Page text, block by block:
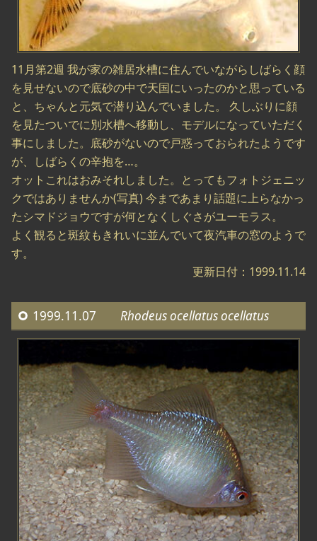
11月第2週 我が家の雑居水槽に住んでいながらしばらく顔
を見せないので底砂の中で天国にいったのかと思っている
と、ちゃんと元気で潜り込んでいました。 久しぶりに顔
を見たついでに別水槽へ移動し、モデルになっていただく
事にしました。底砂がないので戸惑っておられたようです
が、しばらくの辛抱を…。
オットこれはおみそれしました。とってもフォトジェニッ
クではありませんか(写真) 今まであまり話題に上らなかっ
たシマドジョウですが何となくしぐさがユーモラス。
よく観ると斑紋もきれいに並んでいて夜汽車の窓のようで
す。
更新日付：1999.11.14
1999.11.07 Rhodeus ocellatus ocellatus